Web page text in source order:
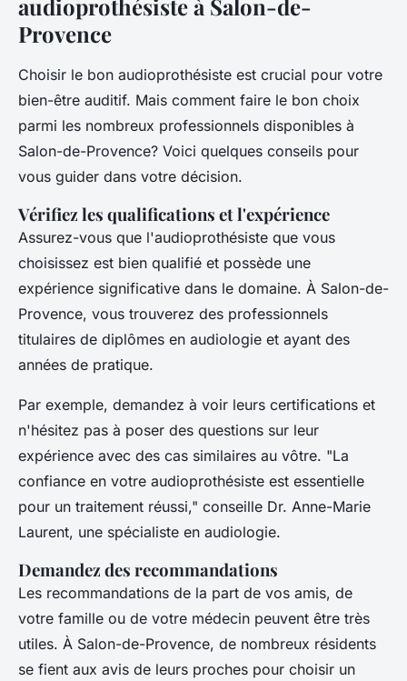
audioprothésiste à Salon-de-
Provence
Choisir le bon audioprothésiste est crucial pour votre
bien-être auditif. Mais comment faire le bon choix
parmi les nombreux professionnels disponibles à
Salon-de-Provence? Voici quelques conseils pour
vous guider dans votre décision.
Vérifiez les qualifications et l'expérience
Assurez-vous que l'audioprothésiste que vous
choisissez est bien qualifié et possède une
expérience significative dans le domaine. À Salon-de-
Provence, vous trouverez des professionnels
titulaires de diplômes en audiologie et ayant des
années de pratique.
Par exemple, demandez à voir leurs certifications et
n'hésitez pas à poser des questions sur leur
expérience avec des cas similaires au vôtre. "La
confiance en votre audioprothésiste est essentielle
pour un traitement réussi," conseille Dr. Anne-Marie
Laurent, une spécialiste en audiologie.
Demandez des recommandations
Les recommandations de la part de vos amis, de
votre famille ou de votre médecin peuvent être très
utiles. À Salon-de-Provence, de nombreux résidents
se fient aux avis de leurs proches pour choisir un